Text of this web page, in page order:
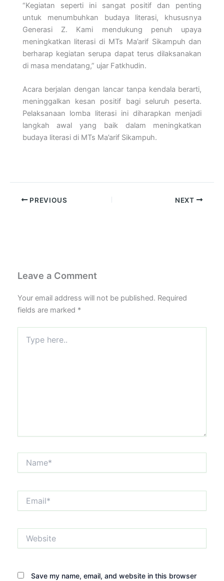
“Kegiatan seperti ini sangat positif dan penting
untuk menumbuhkan budaya literasi, khususnya
Generasi Z. Kami mendukung penuh upaya
meningkatkan literasi di MTs Ma’arif Sikampuh dan
berharap kegiatan serupa dapat terus dilaksanakan
di masa mendatang,” ujar Fatkhudin.
Acara berjalan dengan lancar tanpa kendala berarti,
meninggalkan kesan positif bagi seluruh peserta.
Pelaksanaan lomba literasi ini diharapkan menjadi
langkah awal yang baik dalam meningkatkan
budaya literasi di MTs Ma’arif Sikampuh.
PREVIOUS NEXT
Leave a Comment
Your email address will not be published. Required
fields are marked *
here..
Save my name, email, and website in this browser